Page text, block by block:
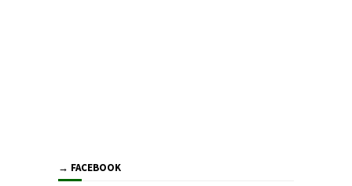
→ FACEBOOK